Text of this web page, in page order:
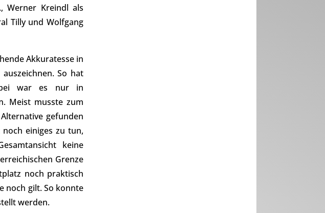
Werner Kreindl als
Tilly und Wolfgang
Akkuratesse in
So hat
war es nur in
Meist musste zum
gefunden
einiges zu tun,
keine
Grenze
noch praktisch
noch gilt. So konnte
werden.